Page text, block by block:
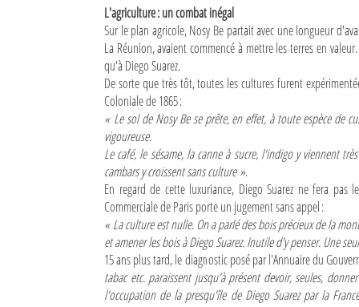
Connexion
Identifiant oublié ?
Mot de passe oublié ?
L'agriculture : un combat inégal
Sur le plan agricole, Nosy Be partait avec une longueur
La Réunion, avaient commencé à mettre les terres en
qu'à Diego Suarez.
De sorte que très tôt, toutes les cultures furent
Coloniale de 1865 :
« Le sol de Nosy Be se prête, en effet, à toute espèce de
vigoureuse.
Le café, le sésame, la canne à sucre, l'indigo y viennent
cambars y croissent sans culture ».
En regard de cette luxuriance, Diego Suarez ne fera
Commerciale de Paris porte un jugement sans appel :
« La culture est nulle. On a parlé des bois précieux de la
et amener les bois à Diego Suarez. Inutile d'y penser. Une
15 ans plus tard, le diagnostic posé par l'Annuaire du
tabac etc. paraissent jusqu'à présent devoir, seules,
l'occupation de la presqu'île de Diego Suarez par la